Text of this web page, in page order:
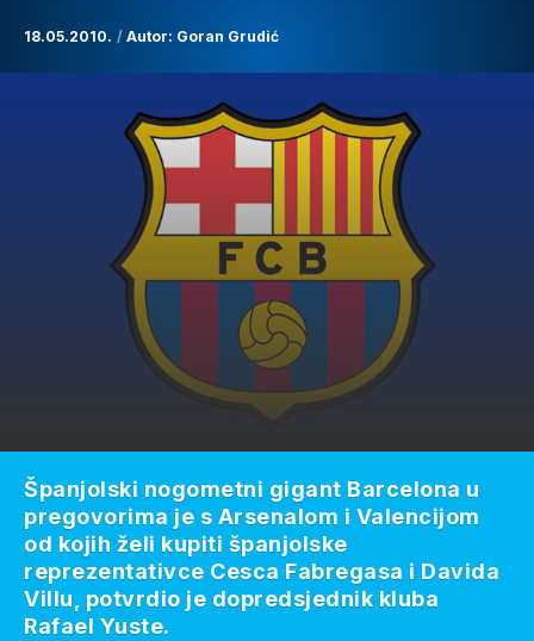
18.05.2010. Autor: Goran Grudić
Španjolski nogometni gigant Barcelona u
pregovorima je s Arsenalom i Valencijom
od kojih želi kupiti španjolske
reprezentativce Cesca Fabregasa i Davida
Villu, potvrdio je dopredsjednik kluba
Rafael Yuste.